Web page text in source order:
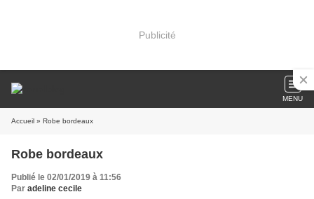
Publicité
MENU
Accueil » Robe bordeaux
Robe bordeaux
Publié le 02/01/2019 à 11:56
Par adeline cecile